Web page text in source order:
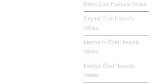
Didim Özel Havuzlu Villalar
Çeşme Özel Havuzlu
Villalar
Marmaris Özel Havuzlu
Villalar
Fethiye Özel Havuzlu
Villalar